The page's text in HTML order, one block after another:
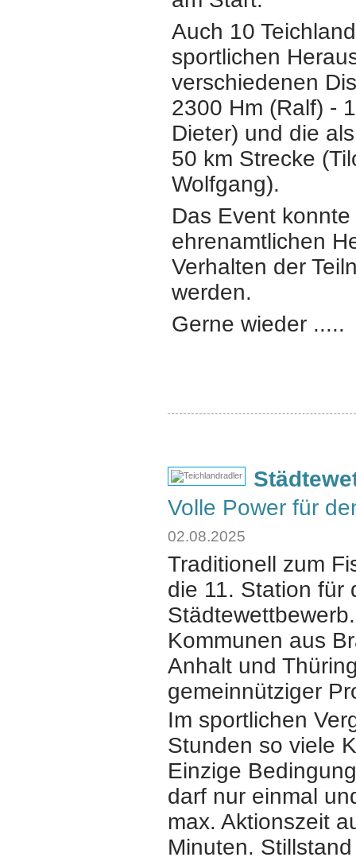
Auch 10
sportlichen
verschiedenen
2300 Hm (Ralf) -
Dieter) und die
50 km Strecke
Wolfgang).
Das Event
ehrenamtlichen
Verhalten der
werden.
Gerne wieder .....
Volle Power für
02.08.2025
Traditionell zum
die 11. Station für
Kommunen aus
Anhalt und
gemeinnütziger
Im sportlichen
Stunden so viele
Einzige
darf nur einmal
max. Aktionszeit
Minuten.